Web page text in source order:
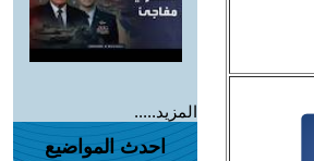
المزيد.....
احدث المواضيع